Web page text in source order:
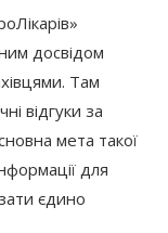
досвідом
Там
відгуки за
мета такої
для
єдино